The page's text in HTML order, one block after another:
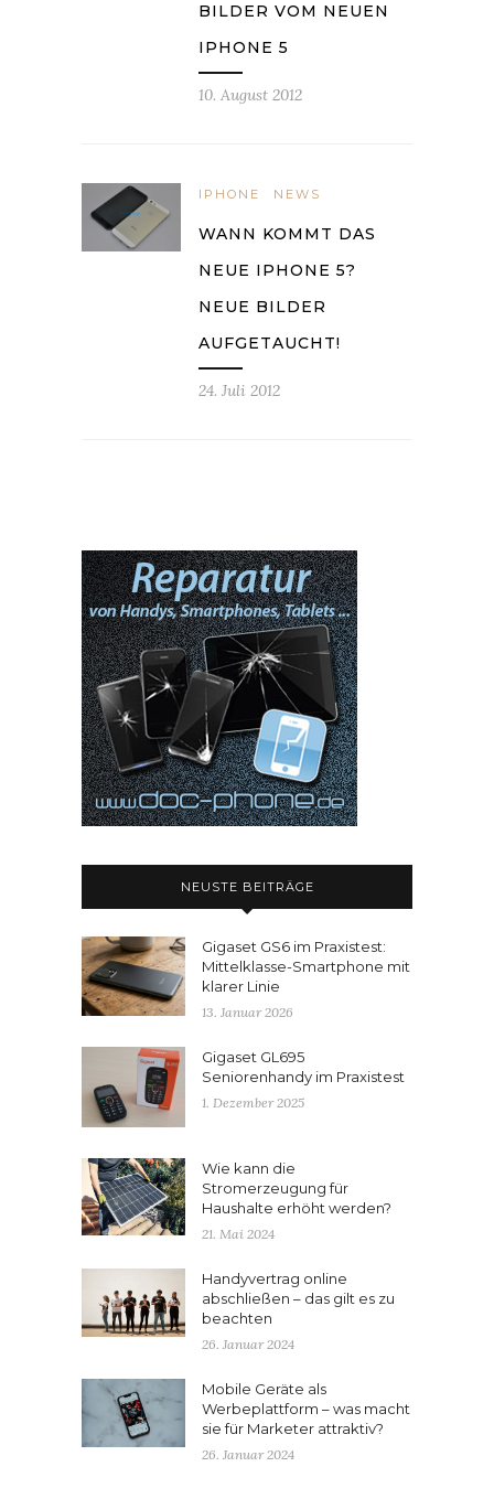
BILDER VOM NEUEN
IPHONE 5
10. August 2012
IPHONE NEWS
WANN KOMMT DAS
NEUE IPHONE 5?
NEUE BILDER
AUFGETAUCHT!
24. Juli 2012
NEUSTE BEITRÄGE
Gigaset GS6 im Praxistest:
Mittelklasse-Smartphone mit
klarer Linie
13. Januar 2026
Gigaset GL695
Seniorenhandy im Praxistest
1. Dezember 2025
Wie kann die
Stromerzeugung für
Haushalte erhöht werden?
21. Mai 2024
Handyvertrag online
abschließen – das gilt es zu
beachten
26. Januar 2024
Mobile Geräte als
Werbeplattform – was macht
sie für Marketer attraktiv?
26. Januar 2024